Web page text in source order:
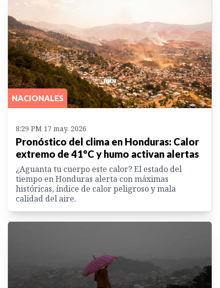
NACIONALES
8:29 PM 17 may. 2026
Pronóstico del clima en Honduras: Calor
extremo de 41°C y humo activan alertas
¿Aguanta tu cuerpo este calor? El estado del
tiempo en Honduras alerta con máximas
históricas, índice de calor peligroso y mala
calidad del aire.